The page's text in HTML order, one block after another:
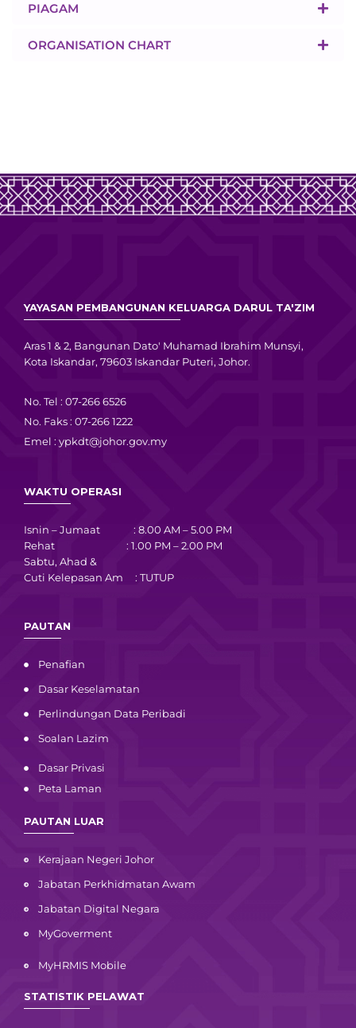
PIAGAM
ORGANISATION CHART
YAYASAN PEMBANGUNAN KELUARGA DARUL TA'ZIM
Aras 1 & 2, Bangunan Dato' Muhamad Ibrahim Munsyi,
Kota Iskandar, 79603 Iskandar Puteri, Johor.
No. Tel : 07-266 6526
No. Faks : 07-266 1222
Emel : ypkdt@johor.gov.my
WAKTU OPERASI
Isnin – Jumaat : 8.00 AM – 5.00 PM
Rehat : 1.00 PM – 2.00 PM
Sabtu, Ahad &
Cuti Kelepasan Am : TUTUP
PAUTAN
Penafian
Dasar Keselamatan
Perlindungan Data Peribadi
Soalan Lazim
Dasar Privasi
Peta Laman
PAUTAN LUAR
Kerajaan Negeri Johor
Jabatan Perkhidmatan Awam
Jabatan Digital Negara
MyGoverment
MyHRMIS Mobile
STATISTIK PELAWAT